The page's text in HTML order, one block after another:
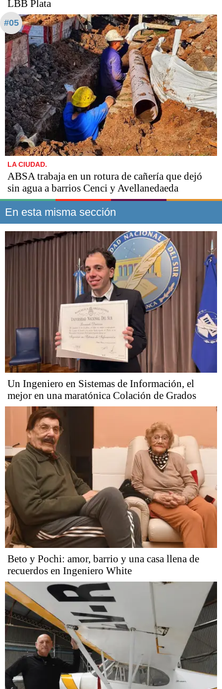
LBB Plata
#05
LA CIUDAD.
ABSA trabaja en un rotura de cañería que dejó
sin agua a barrios Cenci y Avellanedaeda
En esta misma sección
Un Ingeniero en Sistemas de Información, el
mejor en una maratónica Colación de Grados
Beto y Pochi: amor, barrio y una casa llena de
recuerdos en Ingeniero White